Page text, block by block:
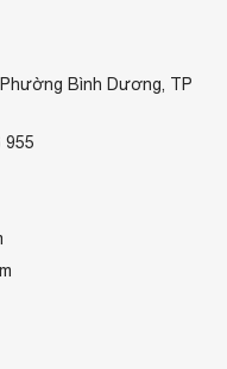
Bình Dương, TP
955